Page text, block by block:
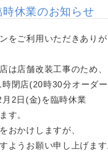
休業のお知らせ
をご利用いただきあり
は店舗改装工事のため、
閉店(20時30分オーダ
2日(金)を臨時休業
す。
おかけしますが、
ようお願い申し上げます